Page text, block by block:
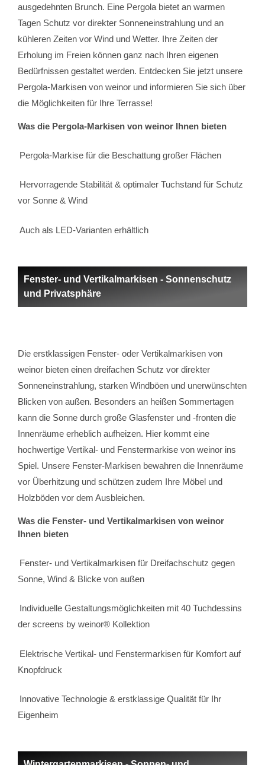
ausgedehnten Brunch. Eine Pergola bietet an warmen
Tagen Schutz vor direkter Sonneneinstrahlung und an
kühleren Zeiten vor Wind und Wetter. Ihre Zeiten der
Erholung im Freien können ganz nach Ihren eigenen
Bedürfnissen gestaltet werden. Entdecken Sie jetzt unsere
Pergola-Markisen von weinor und informieren Sie sich über
die Möglichkeiten für Ihre Terrasse!
Was die Pergola-Markisen von weinor Ihnen bieten
Pergola-Markise für die Beschattung großer Flächen
Hervorragende Stabilität & optimaler Tuchstand für Schutz
vor Sonne & Wind
Auch als LED-Varianten erhältlich
Fenster- und Vertikalmarkisen - Sonnenschutz
und Privatsphäre
Die erstklassigen Fenster- oder Vertikalmarkisen von
weinor bieten einen dreifachen Schutz vor direkter
Sonneneinstrahlung, starken Windböen und unerwünschten
Blicken von außen. Besonders an heißen Sommertagen
kann die Sonne durch große Glasfenster und -fronten die
Innenräume erheblich aufheizen. Hier kommt eine
hochwertige Vertikal- und Fenstermarkise von weinor ins
Spiel. Unsere Fenster-Markisen bewahren die Innenräume
vor Überhitzung und schützen zudem Ihre Möbel und
Holzböden vor dem Ausbleichen.
Was die Fenster- und Vertikalmarkisen von weinor
Ihnen bieten
Fenster- und Vertikalmarkisen für Dreifachschutz gegen
Sonne, Wind & Blicke von außen
Individuelle Gestaltungsmöglichkeiten mit 40 Tuchdessins
der screens by weinor® Kollektion
Elektrische Vertikal- und Fenstermarkisen für Komfort auf
Knopfdruck
Innovative Technologie & erstklassige Qualität für Ihr
Eigenheim